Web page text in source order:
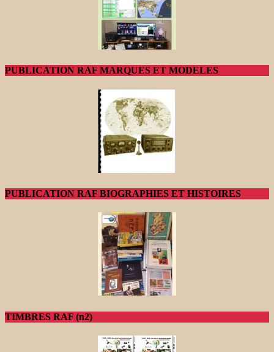
PUBLICATION RAF MARQUES ET MODELES
PUBLICATION RAF BIOGRAPHIES ET HISTOIRES
TIMBRES RAF (n2)